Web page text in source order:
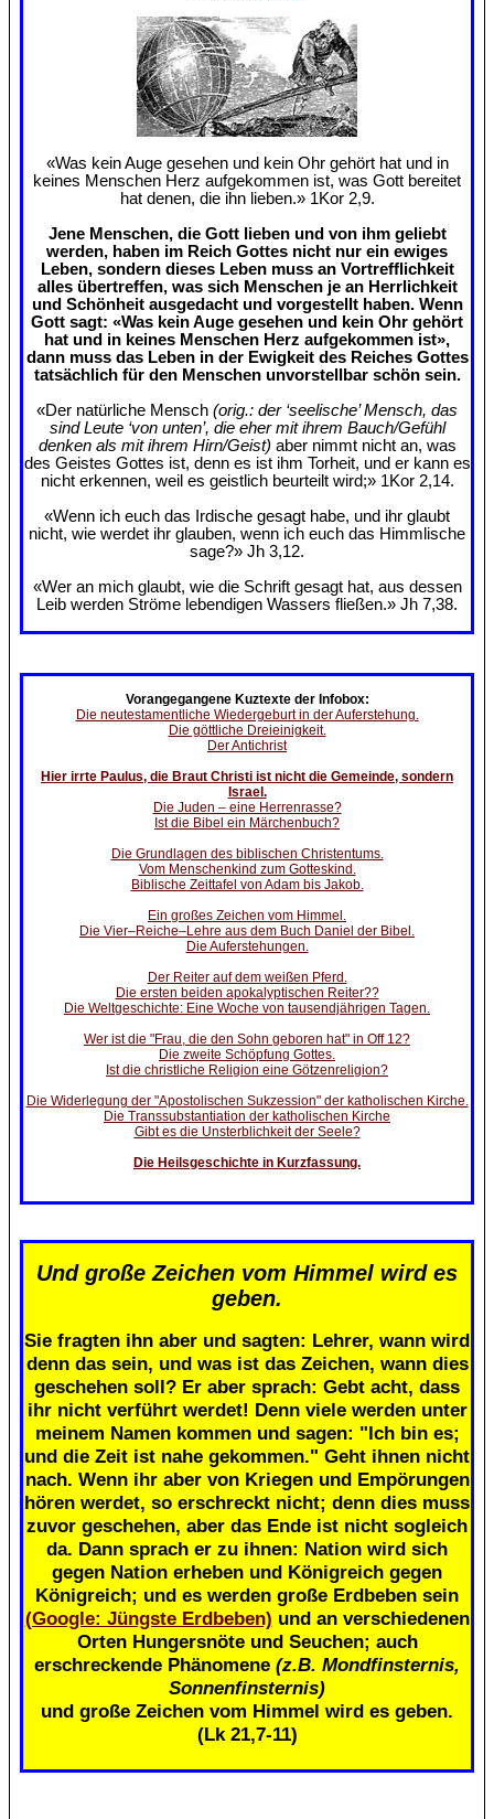
«Was kein Auge gesehen und kein Ohr gehört hat und in
keines Menschen Herz aufgekommen ist, was Gott bereitet
hat denen, die ihn lieben.» 1Kor 2,9.
Jene Menschen, die Gott lieben und von ihm geliebt
werden, haben im Reich Gottes nicht nur ein ewiges
Leben, sondern dieses Leben muss an Vortrefflichkeit
alles übertreffen, was sich Menschen je an Herrlichkeit
und Schönheit ausgedacht und vorgestellt haben. Wenn
Gott sagt: «Was kein Auge gesehen und kein Ohr gehört
hat und in keines Menschen Herz aufgekommen ist»,
dann muss das Leben in der Ewigkeit des Reiches Gottes
tatsächlich für den Menschen unvorstellbar schön sein.
«Der natürliche Mensch (orig.: der ‘seelische’ Mensch, das
sind Leute ‘von unten’, die eher mit ihrem Bauch/Gefühl
denken als mit ihrem Hirn/Geist) aber nimmt nicht an, was
des Geistes Gottes ist, denn es ist ihm Torheit, und er kann es
nicht erkennen, weil es geistlich beurteilt wird;» 1Kor 2,14.
«Wenn ich euch das Irdische gesagt habe, und ihr glaubt
nicht, wie werdet ihr glauben, wenn ich euch das Himmlische
sage?» Jh 3,12.
«Wer an mich glaubt, wie die Schrift gesagt hat, aus dessen
Leib werden Ströme lebendigen Wassers fließen.» Jh 7,38.
Vorangegangene Kuztexte der Infobox:
Die neutestamentliche Wiedergeburt in der Auferstehung.
Die göttliche Dreieinigkeit.
Der Antichrist
Hier irrte Paulus, die Braut Christi ist nicht die Gemeinde, sondern
Israel.
Die Juden – eine Herrenrasse?
Ist die Bibel ein Märchenbuch?
Die Grundlagen des biblischen Christentums.
Vom Menschenkind zum Gotteskind.
Biblische Zeittafel von Adam bis Jakob.
Ein großes Zeichen vom Himmel.
Die Vier–Reiche–Lehre aus dem Buch Daniel der Bibel.
Die Auferstehungen.
Der Reiter auf dem weißen Pferd.
Die ersten beiden apokalyptischen Reiter??
Die Weltgeschichte: Eine Woche von tausendjährigen Tagen.
Wer ist die "Frau, die den Sohn geboren hat" in Off 12?
Die zweite Schöpfung Gottes.
Ist die christliche Religion eine Götzenreligion?
Die Widerlegung der "Apostolischen Sukzession" der katholischen Kirche.
Die Transsubstantiation der katholischen Kirche
Gibt es die Unsterblichkeit der Seele?
Die Heilsgeschichte in Kurzfassung.
Und große Zeichen vom Himmel wird es
geben.
Sie fragten ihn aber und sagten: Lehrer, wann wird
denn das sein, und was ist das Zeichen, wann dies
geschehen soll? Er aber sprach: Gebt acht, dass
ihr nicht verführt werdet! Denn viele werden unter
meinem Namen kommen und sagen: "Ich bin es;
und die Zeit ist nahe gekommen." Geht ihnen nicht
nach. Wenn ihr aber von Kriegen und Empörungen
hören werdet, so erschreckt nicht; denn dies muss
zuvor geschehen, aber das Ende ist nicht sogleich
da. Dann sprach er zu ihnen: Nation wird sich
gegen Nation erheben und Königreich gegen
Königreich; und es werden große Erdbeben sein
(Google: Jüngste Erdbeben) und an verschiedenen
Orten Hungersnöte und Seuchen; auch
erschreckende Phänomene (z.B. Mondfinsternis,
Sonnenfinsternis)
und große Zeichen vom Himmel wird es geben.
(Lk 21,7-11)